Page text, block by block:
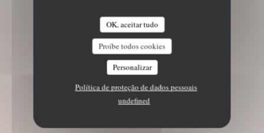
OK, aceitar tudo
Proíbe todos cookies
Personalizar
Política de proteção de dados pessoais
undefined